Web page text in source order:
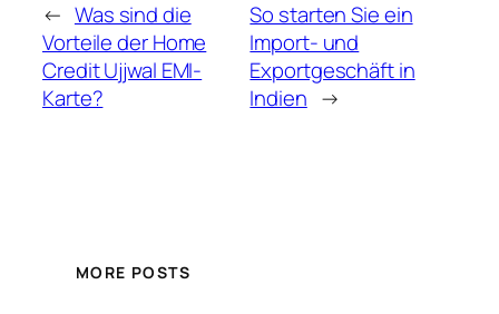
← Was sind die
Vorteile der Home
Credit Ujjwal EMI-
Karte?
So starten Sie ein
Import- und
Exportgeschäft in
Indien →
MORE POSTS